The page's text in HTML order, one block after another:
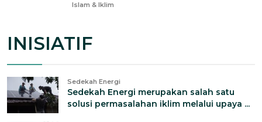
Islam & Iklim
INISIATIF
Sedekah Energi
Sedekah Energi merupakan salah satu
solusi permasalahan iklim melalui upaya ...